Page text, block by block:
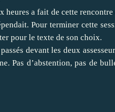
heures a fait de cette
Pour terminer cette
pour le texte de son choix.
devant les deux
Pas d’abstention, pas de